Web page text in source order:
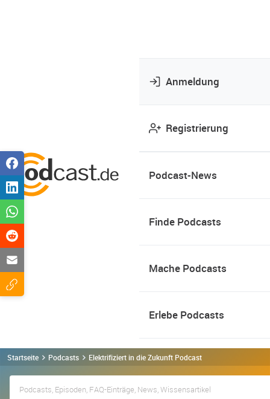
Anmeldung
Registrierung
Podcast-News
Finde Podcasts
Mache Podcasts
Erlebe Podcasts
Startseite Podcasts Elektrifiziert in die Zukunft Podcast